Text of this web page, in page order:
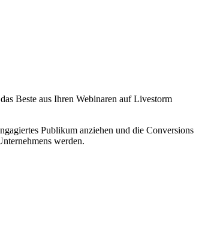
Beste aus Ihren Webinaren auf Livestorm
Publikum anziehen und die Conversions
werden.